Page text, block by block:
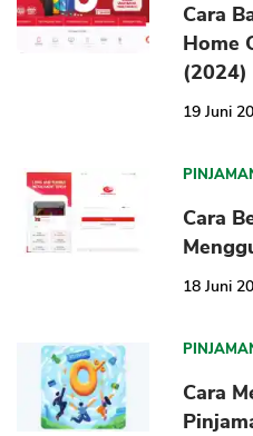
Cara
Home
(2024)
19 Juni
Cara
18 Juni
Cara